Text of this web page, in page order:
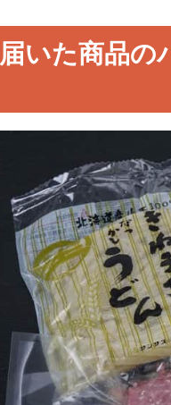
届いた商品の